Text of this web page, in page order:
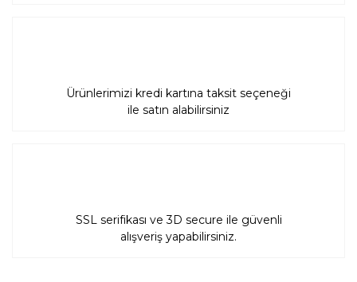
Ürünlerimizi kredi kartına taksit seçeneği
ile satın alabilirsiniz
SSL serifikası ve 3D secure ile güvenli
alışveriş yapabilirsiniz.